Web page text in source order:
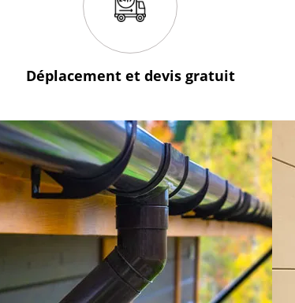
Déplacement et devis gratuit